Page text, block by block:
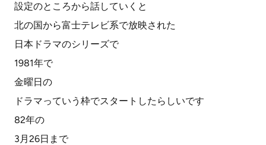
設定のところから話していくと
北の国から富士テレビ系で放映された
日本ドラマのシリーズで
1981年で
金曜日の
ドラマっていう枠でスタートしたらしいです
82年の
3月26日まで